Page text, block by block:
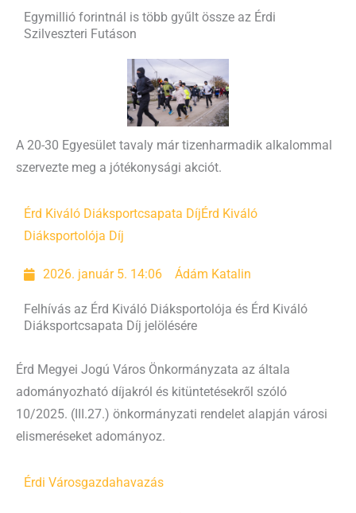
Egymillió forintnál is több gyűlt össze az Érdi
Szilveszteri Futáson
A 20-30 Egyesület tavaly már tizenharmadik alkalommal
szervezte meg a jótékonysági akciót.
Érd Kiváló Diáksportcsapata DíjÉrd Kiváló
Diáksportolója Díj
2026. január 5. 14:06 Ádám Katalin
Felhívás az Érd Kiváló Diáksportolója és Érd Kiváló
Diáksportcsapata Díj jelölésére
Érd Megyei Jogú Város Önkormányzata az általa
adományozható díjakról és kitüntetésekről szóló
10/2025. (III.27.) önkormányzati rendelet alapján városi
elismeréseket adományoz.
Érdi Városgazdahavazás